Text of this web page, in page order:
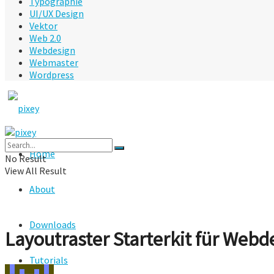
UI/UX Design
Vektor
Web 2.0
Webdesign
Webmaster
Wordpress
Home
About
Downloads
Tutorials
No Result
View All Result
Layoutraster Starterkit für